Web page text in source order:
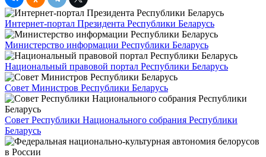
Интернет-портал Президента Республики Беларусь
Министерство информации Республики Беларусь
Национальный правовой портал Республики Беларусь
Совет Министров Республики Беларусь
Совет Республики Национального собрания Республики
Беларусь